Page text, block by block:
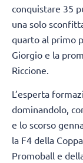
conquistare 35
una solo
quarto al primo
Giorgio e la
Riccione.
L’esperta
dominandolo,
e lo scorso
la F4 della
Promoball e